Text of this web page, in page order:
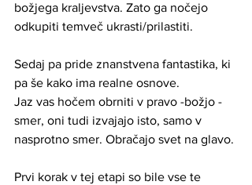
božjega kraljevstva. Zato ga nočejo
odkupiti temveč ukrasti/prilastiti.
Sedaj pa pride znanstvena fantastika, ki
pa še kako ima realne osnove.
Jaz vas hočem obrniti v pravo -božjo -
smer, oni tudi izvajajo isto, samo v
nasprotno smer. Obračajo svet na glavo.
Prvi korak v tej etapi so bile vse te